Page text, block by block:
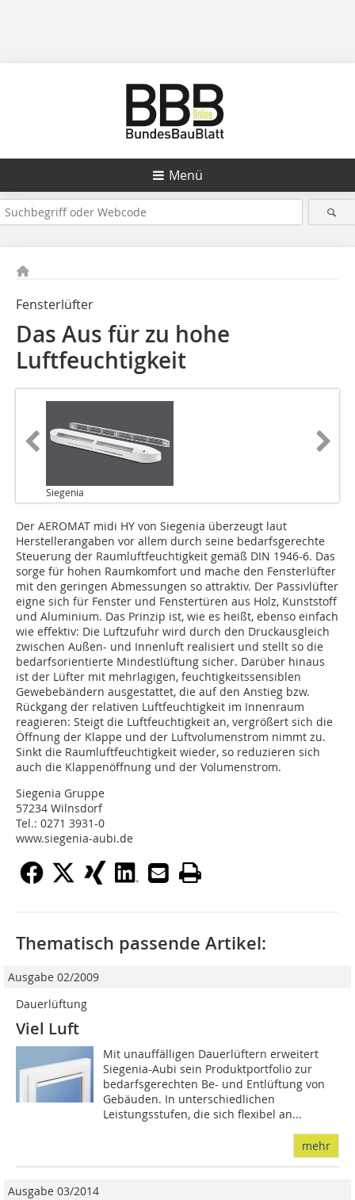
Menü
Fensterlüfter
Das Aus für zu hohe
Luftfeuchtigkeit
Siegenia
Der AEROMAT midi HY von Siegenia überzeugt laut
Herstellerangaben vor allem durch seine bedarfsgerechte
Steuerung der Raumluftfeuchtigkeit gemäß DIN 1946-6. Das
sorge für hohen Raumkomfort und mache den Fensterlüfter
mit den geringen Abmessungen so attraktiv. Der Passivlüfter
eigne sich für Fenster und Fenstertüren aus Holz, Kunststoff
und Aluminium. Das Prinzip ist, wie es heißt, ebenso einfach
wie effektiv: Die Luftzufuhr wird durch den Druckausgleich
zwischen Außen- und Innenluft realisiert und stellt so die
bedarfsorientierte Mindestlüftung sicher. Darüber hinaus
ist der Lüfter mit mehrlagigen, feuchtigkeitssensiblen
Gewebebändern ausgestattet, die auf den Anstieg bzw.
Rückgang der relativen Luftfeuchtigkeit im Innenraum
reagieren: Steigt die Luftfeuchtigkeit an, vergrößert sich die
Öffnung der Klappe und der Luftvolumenstrom nimmt zu.
Sinkt die Raumluftfeuchtigkeit wieder, so reduzieren sich
auch die Klappenöffnung und der Volumenstrom.
Siegenia Gruppe
57234 Wilnsdorf
Tel.: 0271 3931-0
www.siegenia-aubi.de
Thematisch passende Artikel:
Ausgabe 02/2009
Dauerlüftung
Viel Luft
Mit unauffälligen Dauerlüftern erweitert
Siegenia-Aubi sein Produktportfolio zur
bedarfsgerechten Be- und Entlüftung von
Ge­­­bäuden. In unterschiedlichen
Leistungsstufen, die sich flexibel an...
mehr
Ausgabe 03/2014